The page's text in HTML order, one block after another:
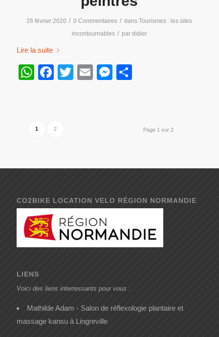
26 février 2020 / 0 Commentaires / dansTourismes : les sites
incontournables / par didier
Lire la suite
WhatsApp
Facebook
Twitter
EmailMessenger
Page 1 sur 2
1 2
CO2BIKE LOCATION VELO RÉGION NORMANDIE
LIENS
Voici des liens interressants pour vous :
Mathilde Adam - Salon de réflexologie plantaire et
massage kansu à Lingreville